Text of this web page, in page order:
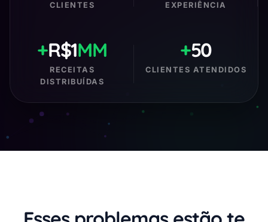
CLIENTES
EXPERIÊNCIA
+R$1MM
RECEITAS
DISTRIBUÍDAS
+50
CLIENTES ATENDIDOS